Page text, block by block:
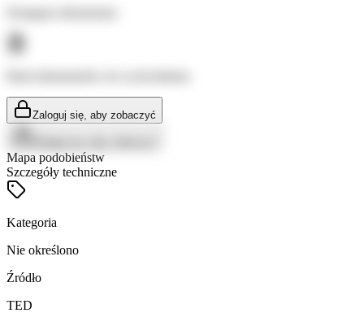
Zaloguj się, aby zobaczyć
Mapa podobieństw
Szczegóły techniczne
Kategoria
Nie określono
Źródło
TED